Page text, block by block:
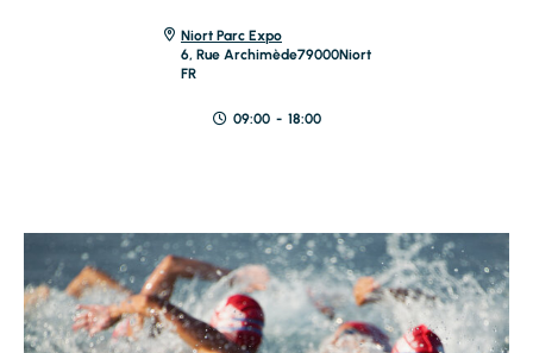
Niort Parc Expo
6, Rue Archimède79000Niort
FR
09:00 - 18:00